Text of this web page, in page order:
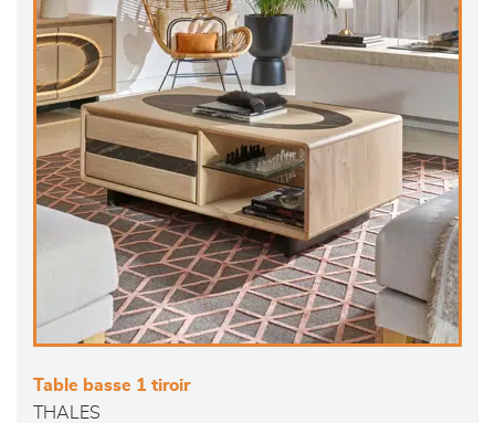
Table basse 1 tiroir
THALES